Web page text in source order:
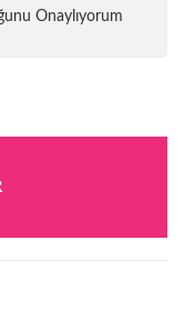
Onaylıyorum